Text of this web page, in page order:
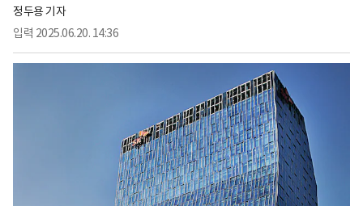
정두용 기자
입력 2025.06.20. 14:36